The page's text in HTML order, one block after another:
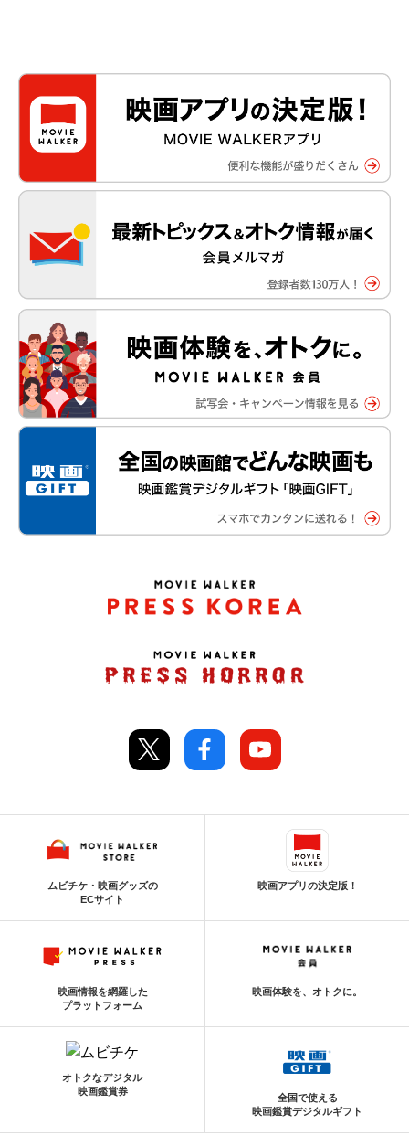
ムビチケ・映画グッズの
ECサイト
映画アプリの決定版！
映画情報を網羅した
プラットフォーム
映画体験を、オトクに。
オトクなデジタル
映画鑑賞券
全国で使える
映画鑑賞デジタルギフト